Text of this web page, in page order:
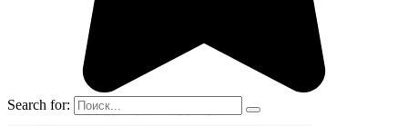
Search for: